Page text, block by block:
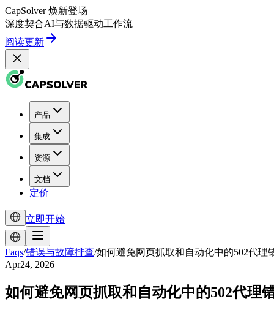
CapSolver 焕新登场
深度契合AI与数据驱动工作流
阅读更新
产品
集成
资源
文档
定价
立即开始
Faqs/错误与故障排查/如何避免网页抓取和自动化中的502代理
Apr24, 2026
如何避免网页抓取和自动化中的502代理